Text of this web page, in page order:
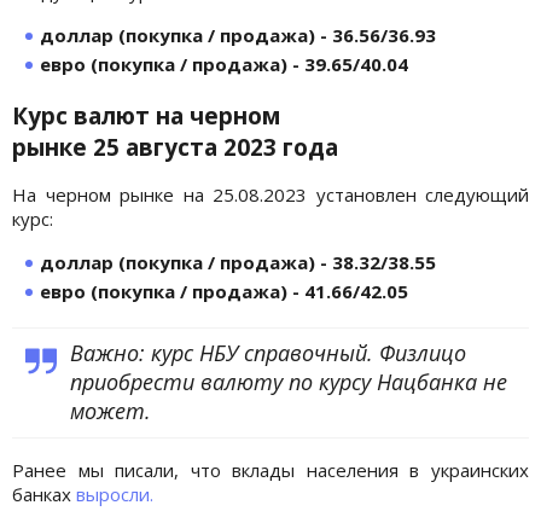
доллар (покупка / продажа) - 36.56/36.93
евро (покупка / продажа) - 39.65/40.04
Курс валют на черном
рынке 25 августа 2023 года
На черном рынке на 25.08.2023 установлен следующий
курс:
доллар (покупка / продажа) - 38.32/38.55
евро (покупка / продажа) - 41.66/42.05
Важно: курс НБУ справочный. Физлицо
приобрести валюту по курсу Нацбанка не
может.
Ранее мы писали, что вклады населения в украинских
банках выросли.